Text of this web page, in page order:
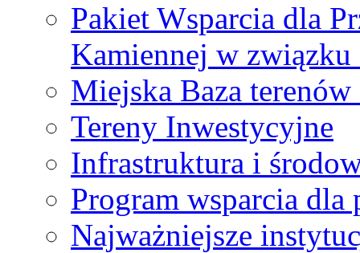
Pakiet Wsparcia dla
Kamiennej w
Miejska Baza
Tereny Inwestycyjne
Infrastruktura i
Program wsparcia
Najważniejsze